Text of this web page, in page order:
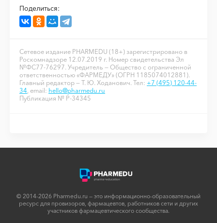
Поделиться:
Сетевое издание PHARMEDU (18+) зарегистрировано в
Роскомнадзоре 12.07.2019 г. Номер свидетельства Эл
№ФС77-76297. Учредитель — Общество с ограниченной
ответственностью «ФАРМЕДУ» (ОГРН 1185074012881).
Главный редактор — Т. Ю. Ходанович. Тел: +7 (495) 120-44-
34 , email: hello@pharmedu.ru
Публикация № P-34345
© 2014-2026 Pharmedu.ru — это информационно-образовательный
ресурс для провизоров, фармацевтов, работников сети и других
участников фармацевтического сообщества.